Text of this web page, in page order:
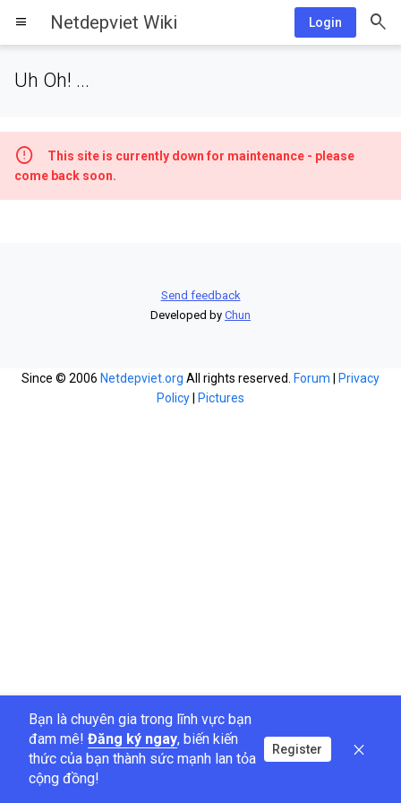
menu Netdepviet Wiki Login
Bạn là chuyên gia trong lĩnh vực bạn
đam mê! Đăng ký ngay, biến kiến
thức của bạn thành sức mạnh lan tỏa
cộng đồng!
Register
Uh Oh! ...
This site is currently down for maintenance - please
come back soon.
Send feedback
Developed by Chun
Since © 2006 Netdepviet.org All rights reserved. Forum
Privacy
Policy
Pictures